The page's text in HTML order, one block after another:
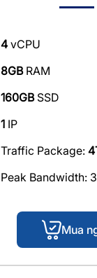
4vCPU
8GBRAM
160GBSSD
1 IP
Traffic Package:
Peak Bandwidth:
Mua